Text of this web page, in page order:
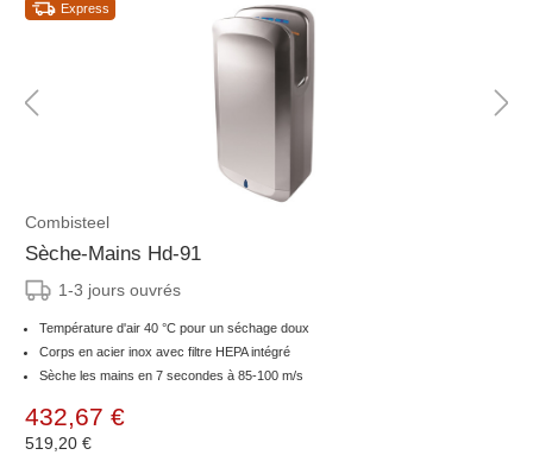
Express
Combisteel
Sèche-Mains Hd-91
1-3 jours ouvrés
Température d'air 40 °C pour un séchage doux
Corps en acier inox avec filtre HEPA intégré
Sèche les mains en 7 secondes à 85-100 m/s
432,67 €
519,20 €